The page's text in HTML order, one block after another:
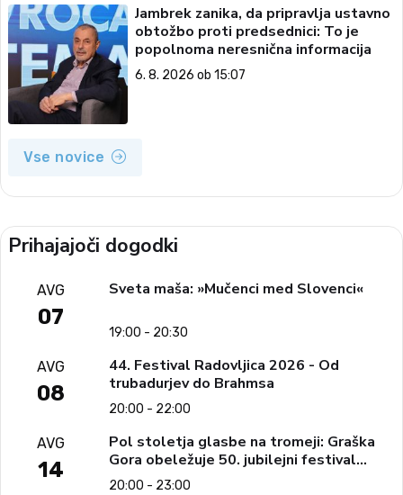
Jambrek zanika, da pripravlja ustavno
obtožbo proti predsednici: To je
popolnoma neresnična informacija
6. 8. 2026 ob 15:07
Vse novice
Prihajajoči dogodki
AVG
07
Sveta maša: »Mučenci med Slovenci«
19:00 - 20:30
AVG
08
44. Festival Radovljica 2026 - Od
trubadurjev do Brahmsa
20:00 - 22:00
AVG
14
Pol stoletja glasbe na tromeji: Graška
Gora obeležuje 50. jubilejni festival
narodno-zabavne glasbe
20:00 - 23:00